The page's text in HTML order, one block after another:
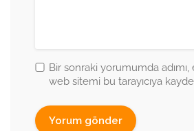
Bir sonraki yorumumda adımı,
web sitemi bu tarayıcıya